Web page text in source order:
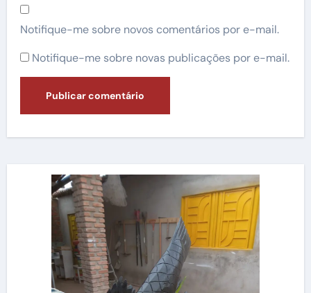
Notifique-me sobre novos comentários por e-mail.
Notifique-me sobre novas publicações por e-mail.